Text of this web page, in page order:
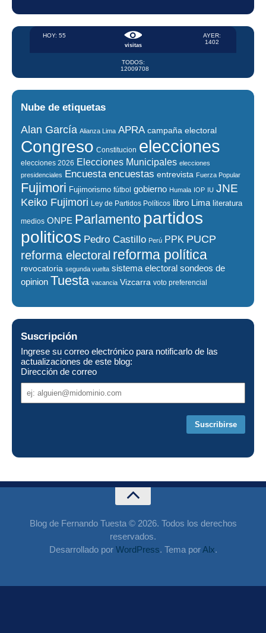
visitas
HOY: 55
AYER:
1402
TODOS:
12009708
Nube de etiquetas
Alan García Alianza Lima APRA campaña electoral
Congreso Constitucion elecciones
elecciones 2026 Elecciones Municipales elecciones
presidenciales Encuesta encuestas entrevista Fuerza Popular
Fujimori Fujimorismo fútbol gobierno Humala IOP IU JNE
Keiko Fujimori Ley de Partidos Políticos libro Lima literatura
medios ONPE Parlamento partidos
politicos Pedro Castillo Perú PPK PUCP
reforma electoral reforma política
revocatoria segunda vuelta sistema electoral sondeos de
opinion Tuesta vacancia Vizcarra voto preferencial
Suscripción
Ingrese su correo electrónico para notificarlo de las
actualizaciones de este blog:
Dirección de correo
de
Blog de Fernando Tuesta © 2026. Todos los derechos
reservados.
Desarrollado por WordPress. Tema porAlx.